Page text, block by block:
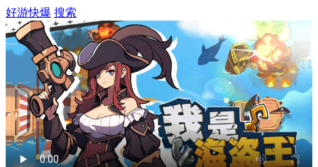
好游快爆 搜索